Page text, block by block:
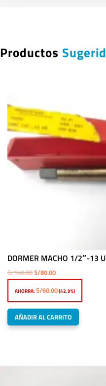
Productos
DORMER MACHO 1/2″-13
S/140.00El
era:
S/140.00.
S/80.00El
es:
S/80.00.
AHORRA:S/60.00(42.9%)
AÑADIR AL CARRITO